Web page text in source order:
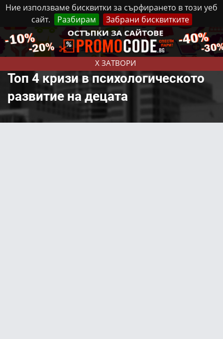
Ние използваме бисквитки за сърфирането в този уеб
сайт.
Разбирам Забрани бисквитките
X ЗАТВОРИ
Събота, 8 Август, 2026 Реклама Контакти
Топ 4 кризи в психологическото
развитие на децата